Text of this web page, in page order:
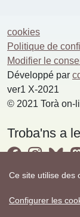
Ce site utilise des
Configurer les
cookies
Politique de
Modifier le
Développé par
ver1 X-2021
© 2021 Torà on-
Troba'ns a